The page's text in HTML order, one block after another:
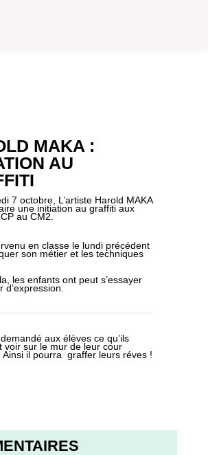
MAKA :
AU
7 octobre, L’artiste Harold MAKA
une initiation au graffiti aux
au CM2.
en classe le lundi précédent
son métier et les techniques
les enfants ont peut s’essayer
d’expression.
demandé aux élèves ce qu’ils
voir sur le mur de leur cour
Ainsi il pourra graffer leurs réves !